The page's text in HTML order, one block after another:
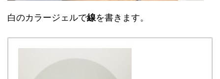
白のカラージェルで線を書きます。